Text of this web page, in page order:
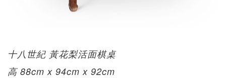
十八世紀 黃花梨活面棋桌
高 88cm x 94cm x 92cm